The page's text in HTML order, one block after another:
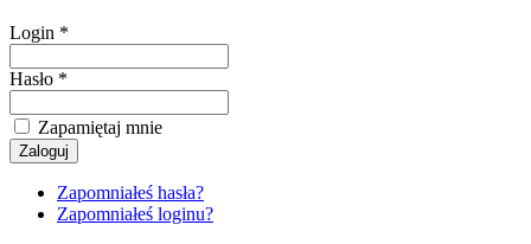
Login *
Hasło *
Zapamiętaj mnie
Zapomniałeś hasła?
Zapomniałeś loginu?